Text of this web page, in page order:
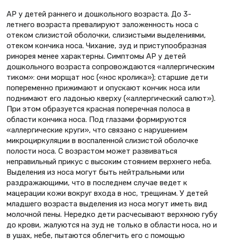
АР у детей раннего и дошкольного возраста. До 3-
летнего возраста превалируют заложенность носа с
отеком слизистой оболочки, слизистыми выделениями,
отеком кончика носа. Чихание, зуд и приступообразная
ринорея менее характерны. Симптомы АР у детей
дошкольного возраста сопровождаются «аллергическим
тиком»: они морщат нос («нос кролика»); старшие дети
попеременно прижимают и опускают кончик носа или
поднимают его ладонью кверху («аллергический салют»).
При этом образуется красная поперечная полоса в
области кончика носа. Под глазами формируются
«аллергические круги», что связано с нарушением
микроциркуляции в воспаленной слизистой оболочке
полости носа. С возрастом может развиваться
неправильный прикус с высоким стоянием верхнего неба.
Выделения из носа могут быть нейтральными или
раздражающими, что в последнем случае ведет к
мацерации кожи вокруг входа в нос, трещинам. У детей
младшего возраста выделения из носа могут иметь вид
молочной пены. Нередко дети расчесывают верхнюю губу
до крови, жалуются на зуд не только в области носа, но и
в ушах, небе, пытаются облегчить его с помощью